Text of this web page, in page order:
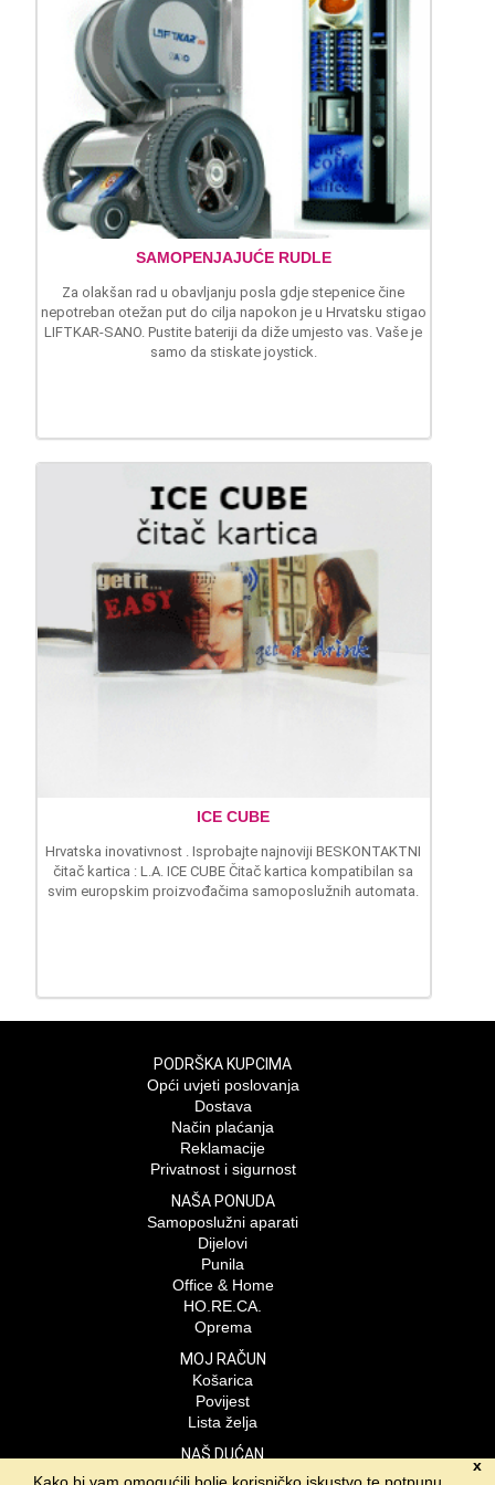
SAMOPENJAJUĆE RUDLE
Za olakšan rad u obavljanju posla gdje stepenice čine
nepotreban otežan put do cilja napokon je u Hrvatsku stigao
LIFTKAR-SANO. Pustite bateriji da diže umjesto vas. Vaše je
samo da stiskate joystick.
ICE CUBE
Hrvatska inovativnost . Isprobajte najnoviji BESKONTAKTNI
čitač kartica : L.A. ICE CUBE Čitač kartica kompatibilan sa
svim europskim proizvođačima samoposlužnih automata.
PODRŠKA KUPCIMA
Opći uvjeti poslovanja
Dostava
Način plaćanja
Reklamacije
Privatnost i sigurnost
NAŠA PONUDA
Samoposlužni aparati
Dijelovi
Punila
Office & Home
HO.RE.CA.
Oprema
MOJ RAČUN
Košarica
Povijest
Lista želja
NAŠ DUĆAN
Lagervend d.o.o.
x